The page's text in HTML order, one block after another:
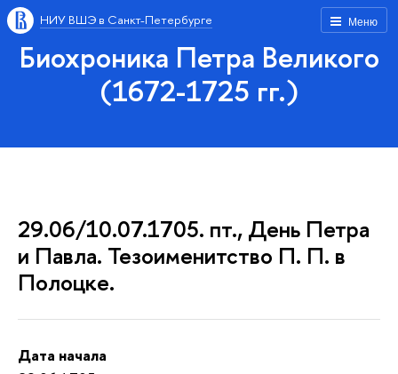
Меню
НИУ ВШЭ в Санкт-Петербурге
Биохроника Петра Великого
(1672-1725 гг.)
29.06/10.07.1705. пт., День Петра
и Павла. Тезоименитство П. П. в
Полоцке.
Дата начала